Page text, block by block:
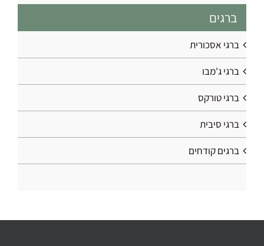
ברגים
ברגי אסכורית
ברגי ג'מבו
ברגי טורקס
ברגי סיבית
ברגים קודחים